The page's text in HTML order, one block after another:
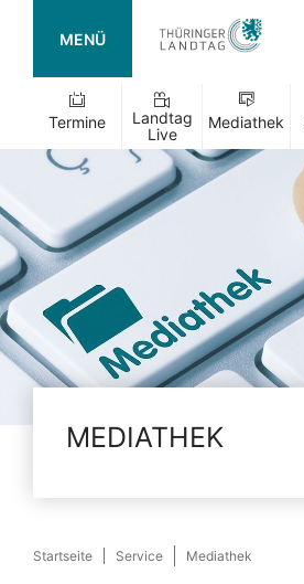
MENÜ
Termine
Landtag
Live
Mediathek
MEDIATHEK
Startseite Service Mediathek